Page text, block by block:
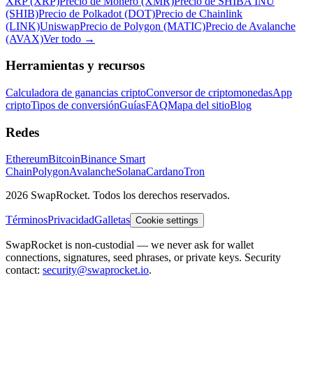
(SHIB)Precio de Polkadot (DOT)Precio de Chainlink
(LINK)UniswapPrecio de Polygon (MATIC)Precio de Avalanche
(AVAX)Ver todo →
Herramientas y recursos
Calculadora de ganancias criptoConversor de criptomonedasApp
criptoTipos de conversiónGuíasFAQMapa del sitioBlog
Redes
EthereumBitcoinBinance Smart
ChainPolygonAvalancheSolanaCardanoTron
2026 SwapRocket. Todos los derechos reservados.
TérminosPrivacidadGalletas Cookie settings
SwapRocket is non-custodial — we never ask for wallet
connections, signatures, seed phrases, or private keys. Security
contact: security@swaprocket.io.